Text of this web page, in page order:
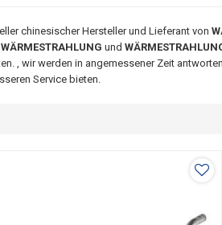
chinesischer Hersteller und Lieferant von
WÄRMESTRAHLUNG und
, wir werden in angemessener Zeit
Service bieten.